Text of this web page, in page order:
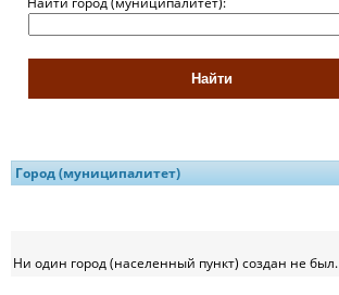
Город (муниципалитет)
Ни один город (населенный пункт) создан не был.